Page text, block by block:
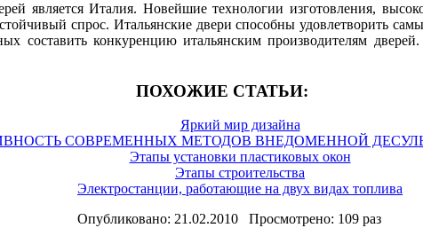
Италия. Новейшие технологии изготовления,
спрос. Итальянские двери способны удовлетворить
составить конкуренцию итальянским производителям
ПОХОЖИЕ СТАТЬИ:
Яркий мир дизайна
СОВРЕМЕННЫХ МЕТОДОВ ВНЕДОМЕННОЙ
Этапы установки пластиковых окон
Этапы строительства
Электростанции, работающие на двух видах топлива
Опубликовано: 21.02.2010 Просмотрено: 109 раз